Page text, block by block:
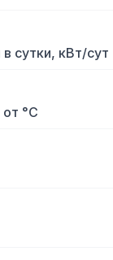
сутки, кВт/сут
°С